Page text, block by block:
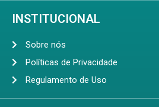
INSTITUCIONAL
Sobre nós
Políticas de Privacidade
Regulamento de Uso